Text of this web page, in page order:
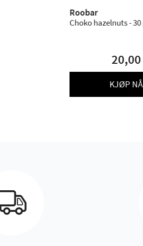
Roobar
Choko hazelnuts - 30
20,00
KJØP NÅ